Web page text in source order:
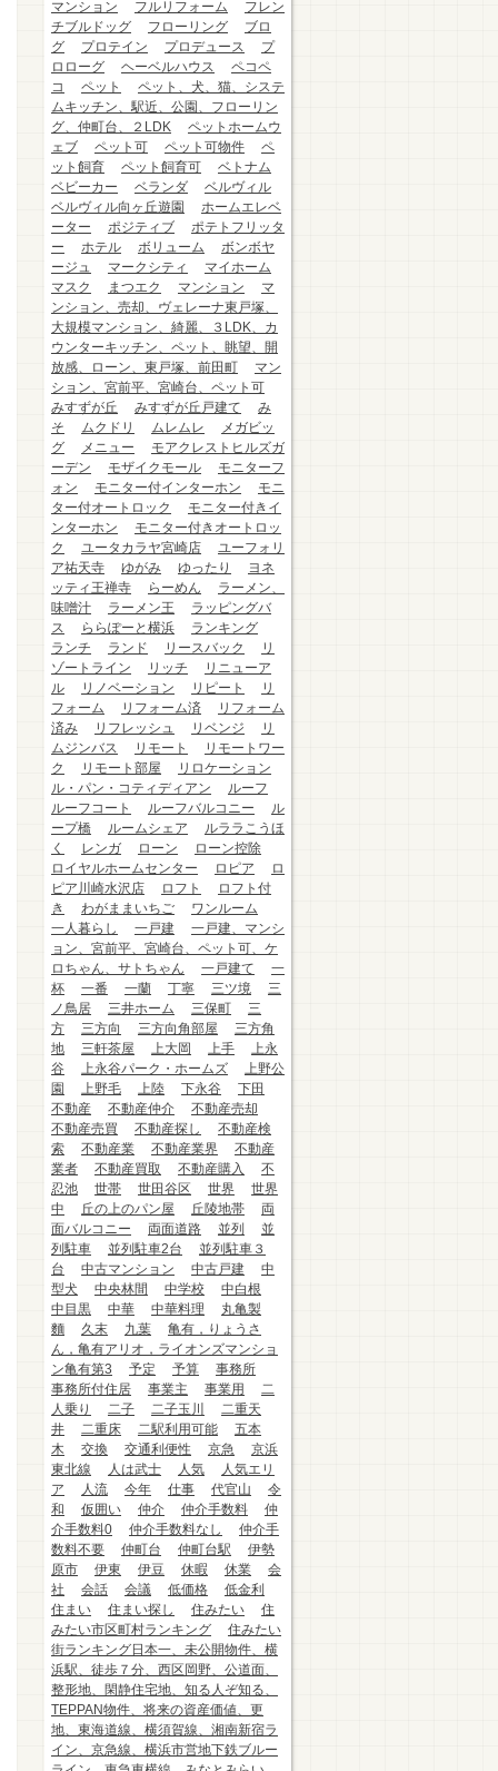
マンション フルリフォーム
フレン
チブルドッグ
フローリング
ブロ
グ
プロテイン プロデュース
プ
ロローグ
ヘーベルハウス
ペコペ
コ
ペット
ペット、犬、猫、システ
ムキッチン、駅近、公園、フローリン
グ、仲町台、２LDK
ペットホームウ
ェブ
ペット可 ペット可物件
ペ
ット飼育
ペット飼育可
ベトナム
ベビーカー
ベランダ
ベルヴィル
ベルヴィル向ヶ丘遊園
ホームエレベ
ーター
ポジティブ
ポテトフリッタ
ー
ホテル ボリューム
ボンボヤ
ージュ
マークシティ
マイホーム
マスク
まつエク マンション
マ
ンション、売却、ヴェレーナ東戸塚、
大規模マンション、綺麗、３LDK、カ
ウンターキッチン、ペット、眺望、開
放感、ローン、東戸塚、前田町
マン
ション、宮前平、宮崎台、ペット可
みすずが丘
みすずが丘戸建て
み
そ
ムクドリ ムレムレ
メガビッ
グ
メニュー
モアクレストヒルズガ
ーデン
モザイクモール
モニターフ
ォン
モニター付インターホン
モニ
ター付オートロック
モニター付きイ
ンターホン
モニター付きオートロッ
ク
ユータカラヤ宮崎店
ユーフォリ
ア祐天寺
ゆがみ ゆったり
ヨネ
ッティ王禅寺
らーめん
ラーメン、
味噌汁
ラーメン王
ラッピングバ
ス
ららぽーと横浜
ランキング
ランチ
ランド リースバック
リ
ゾートライン
リッチ
リニューア
ル
リノベーション リピート
リ
フォーム
リフォーム済
リフォーム
済み
リフレッシュ リベンジ
リ
ムジンバス
リモート
リモートワー
ク
リモート部屋
リロケーション
ル・パン・コティディアン
ルーフ
ルーフコート
ルーフバルコニー
ル
ープ橋
ルームシェア
ルララこうほ
く
レンガ ローン
ローン控除
ロイヤルホームセンター
ロピア
ロ
ピア川崎水沢店
ロフト
ロフト付
き
わがままいちご
ワンルーム
一人暮らし
一戸建
一戸建、マンシ
ョン、宮前平、宮崎台、ペット可、ケ
ロちゃん、サトちゃん
一戸建て
一
杯
一番 一蘭 丁寧 三ツ境
三
ノ鳥居
三井ホーム 三保町
三
方
三方向 三方向角部屋
三方角
地
三軒茶屋 上大岡 上手
上永
谷
上永谷パーク・ホームズ
上野公
園
上野毛 上陸 下永谷
下田
不動産
不動産仲介
不動産売却
不動産売買
不動産探し
不動産検
索
不動産業 不動産業界
不動産
業者
不動産買取 不動産購入
不
忍池
世帯 世田谷区 世界
世界
中
丘の上のパン屋 丘陵地帯
両
面バルコニー
両面道路 並列
並
列駐車
並列駐車2台
並列駐車３
台
中古マンション 中古戸建
中
型犬
中央林間 中学校
中白根
中目黒
中華 中華料理
丸亀製
麵
久末 九葉
亀有，りょうさ
ん，亀有アリオ，ライオンズマンショ
ン亀有第3
予定 予算
事務所
事務所付住居
事業主 事業用
二
人乗り
二子 二子玉川
二重天
井
二重床 二駅利用可能
五本
木
交換 交通利便性 京急
京浜
東北線
人は武士 人気
人気エリ
ア
人流 今年 仕事 代官山
令
和
仮囲い 仲介 仲介手数料
仲
介手数料0
仲介手数料なし
仲介手
数料不要
仲町台 仲町台駅
伊勢
原市
伊東 伊豆 休暇 休業
会
社
会話 会議 低価格
低金利
住まい
住まい探し 住みたい
住
みたい市区町村ランキング
住みたい
街ランキング日本一、未公開物件、横
浜駅、徒歩７分、西区岡野、公道面、
整形地、閑静住宅地、知る人ぞ知る、
TEPPAN物件、将来の資産価値、更
地、東海道線、横須賀線、湘南新宿ラ
イン、京急線、横浜市営地下鉄ブルー